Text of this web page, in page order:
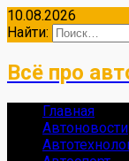
10.08.2026
Найти:
Всё про
Главная
Автоновости